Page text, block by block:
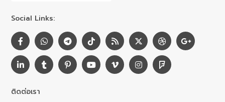
Social Links:
ติดต่อเรา